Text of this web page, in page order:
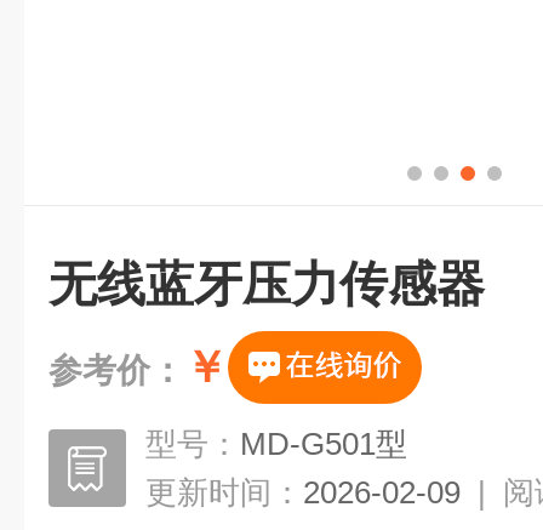
无线蓝牙压力传感器
参考价： ￥
型号： MD-G501型
更新时间： 2026-02-09 | 阅